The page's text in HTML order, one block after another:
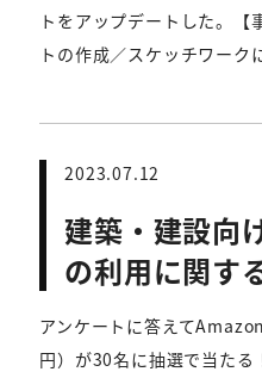
トをアップデートした。
トの作成／スケッチワーク
2023.07.12
建築・建設向
の利用に関す
アンケートに答えて
円）が30名に抽選で当た